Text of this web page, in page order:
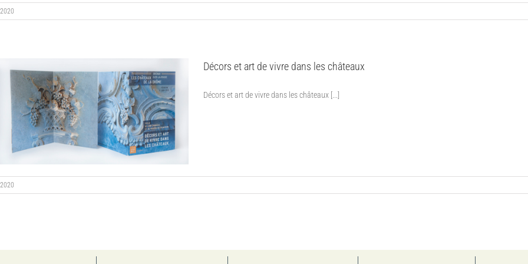
2020
Décors et art de vivre dans les châteaux
Décors et art de vivre dans les châteaux [...]
2020